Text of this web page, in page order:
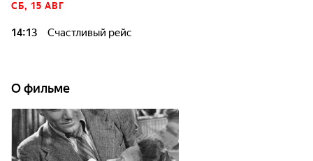
СБ, 15 АВГ
14:13 Счастливый рейс
О фильме